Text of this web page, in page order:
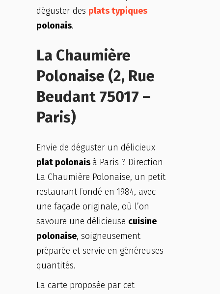
déguster des plats typiques
polonais.
La Chaumière
Polonaise (2, Rue
Beudant 75017 –
Paris)
Envie de déguster un délicieux
plat polonais à Paris ? Direction
La Chaumière Polonaise, un petit
restaurant fondé en 1984, avec
une façade originale, où l’on
savoure une délicieuse cuisine
polonaise, soigneusement
préparée et servie en généreuses
quantités.
La carte proposée par cet